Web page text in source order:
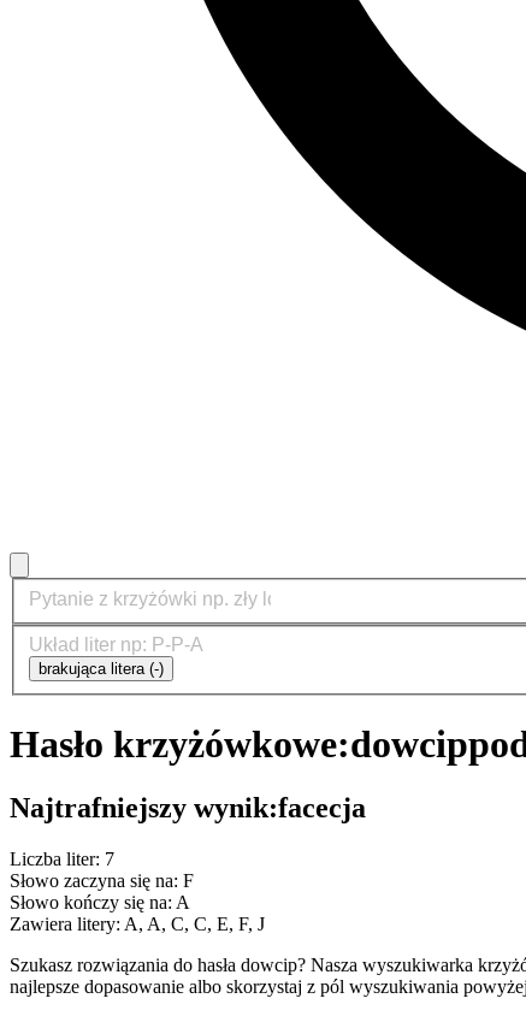
brakująca litera (-)
Hasło krzyżówkowe:dowcip
Najtrafniejszy wynik:facecja
Liczba liter: 7
Słowo zaczyna się na: F
Słowo kończy się na: A
Zawiera litery: A, A, C, C, E, F, J
Szukasz rozwiązania do hasła dowcip? Nasza wyszukiwarka
najlepsze dopasowanie albo skorzystaj z pól wyszukiwania